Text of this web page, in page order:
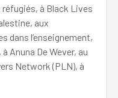
à Black Lives
aux
dans l’enseignement,
Anuna De Wever, au
Network (PLN), à